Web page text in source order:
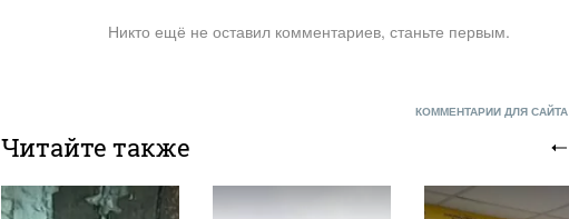
Никто ещё не оставил комментариев, станьте первым.
КОММЕНТАРИИ ДЛЯ САЙТА
Читайте также